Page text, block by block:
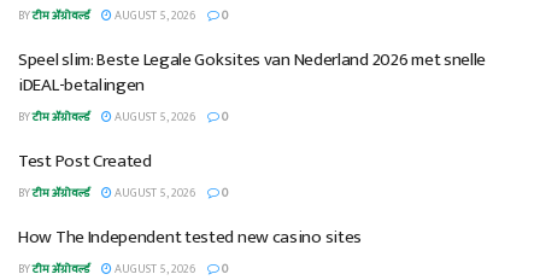
BYटीम ॲग्रोवर्ल्ड AUGUST 5, 2026 0
Speel slim: Beste Legale Goksites van Nederland 2026 met snelle
iDEAL-betalingen
BYटीम ॲग्रोवर्ल्ड AUGUST 5, 2026 0
Test Post Created
BYटीम ॲग्रोवर्ल्ड AUGUST 5, 2026 0
How The Independent tested new casino sites
BYटीम ॲग्रोवर्ल्ड AUGUST 5, 2026 0